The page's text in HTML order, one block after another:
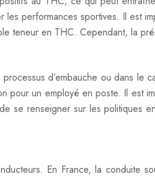
performances sportives. Il est
teneur en THC. Cependant, la
d’embauche ou dans
pour un employé en poste. Il est
se renseigner sur les politiques
En France, la conduite